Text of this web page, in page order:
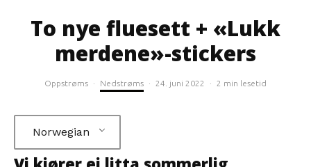
To nye fluesett + «Lukk
merdene»-stickers
Oppstrøms · Nedstrøms · 24. juni 2022 · 2 min lesetid
Norwegian